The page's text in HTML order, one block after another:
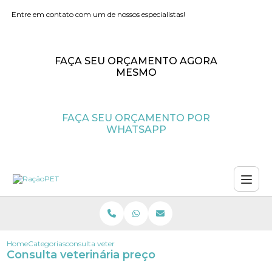
Entre em contato com um de nossos especialistas!
FAÇA SEU ORÇAMENTO AGORA
MESMO
FAÇA SEU ORÇAMENTO POR
WHATSAPP
HomeCategoriasconsulta veterinaria preco
Consulta veterinária preço